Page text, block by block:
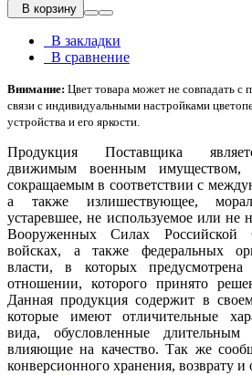
В корзину
В закладки
В сравнение
Внимание: Цвет товара может не совпадать с
связи с индивидуальными настройками
устройства и его яркости.
Продукция Поставщика
движимым военным имуществом,
сокращаемым в соответствии с
а также излишествующее,
устаревшее, не используемое или не
Вооруженных Силах
войсках, а также федеральных
власти, в которых
отношении, которого принято
Данная продукция содержит в
которые имеют отличительные
вида, обусловленные
влияющие на качество. Так же
конверсионного хранения, возврату